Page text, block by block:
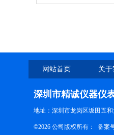
网站首页 关
深圳市精诚仪器仪
地址：深圳市龙岗区坂田五
©2026 公司版权所有： 备案